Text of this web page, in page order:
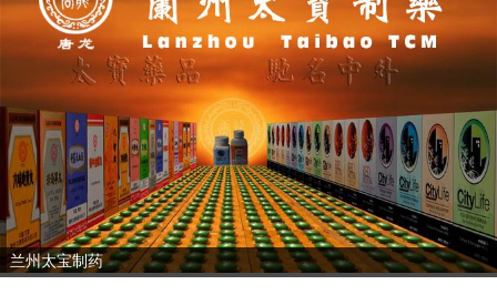
兰州太宝制药